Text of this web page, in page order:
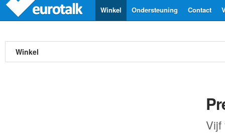
Contact
Ondersteuning
Winkel
Winkel
Vijf